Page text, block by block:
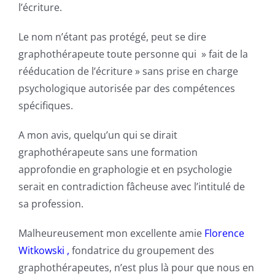
l’écriture.
Le nom n’étant pas protégé, peut se dire
graphothérapeutetoute personne qui » fait de la
rééducation de l’écriture » sans prise en charge
psychologique autorisée par des compétences
spécifiques.
A mon avis, quelqu’un qui se dirait
graphothérapeutesans une formation
approfondie en graphologie et en psychologie
serait en contradiction fâcheuse avec l’intitulé de
sa profession.
Malheureusement mon excellente amie Florence
Witkowski , fondatrice du groupement des
graphothérapeutes, n’est plus là pour que nous en